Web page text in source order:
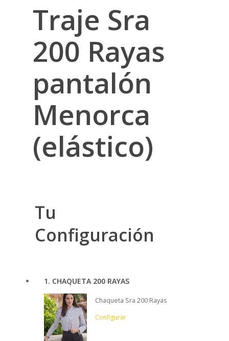
Traje Sra
200 Rayas
pantalón
Menorca
(elástico)
Tu
Configuración
1 CHAQUETA 200 RAYAS
Chaqueta Sra 200 Rayas
Configurar